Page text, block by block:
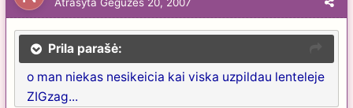
Prila parašė:
o man niekas nesikeicia kai viska uzpildau lenteleje
ZIGzag...